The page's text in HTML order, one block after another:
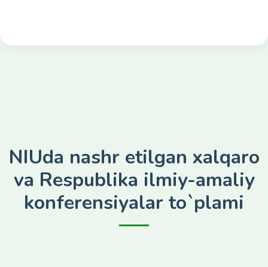
NIUda nashr etilgan xalqaro
va Respublika ilmiy-amaliy
konferensiyalar to`plami